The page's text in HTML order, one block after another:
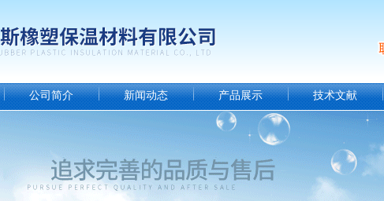
公司简介 新闻动态 产品展示 技术文献